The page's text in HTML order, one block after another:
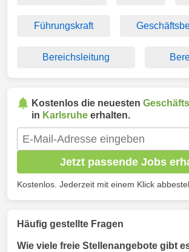
Führungskraft
Bereichsleitung
Kostenlos die neuesten
in Karlsruhe erhalten.
Jetzt passende Jobs
Kostenlos. Jederzeit mit einem Klick
Häufig gestellte Fragen
Wie viele freie Stellenangebote gibt